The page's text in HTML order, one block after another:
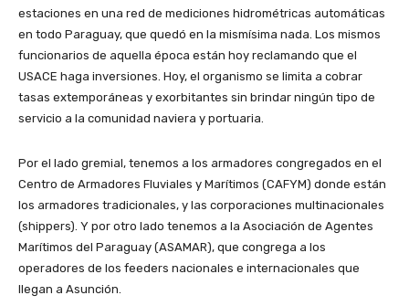
estaciones en una red de mediciones hidrométricas automáticas
en todo Paraguay, que quedó en la mismísima nada. Los mismos
funcionarios de aquella época están hoy reclamando que el
USACE haga inversiones. Hoy, el organismo se limita a cobrar
tasas extemporáneas y exorbitantes sin brindar ningún tipo de
servicio a la comunidad naviera y portuaria.
Por el lado gremial, tenemos a los armadores congregados en el
Centro de Armadores Fluviales y Marítimos (CAFYM) donde están
los armadores tradicionales, y las corporaciones multinacionales
(shippers). Y por otro lado tenemos a la Asociación de Agentes
Marítimos del Paraguay (ASAMAR), que congrega a los
operadores de los feeders nacionales e internacionales que
llegan a Asunción.